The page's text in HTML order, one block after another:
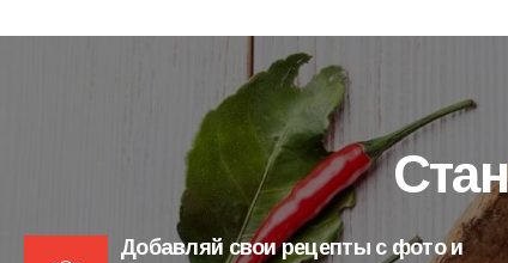
Добавляй свои рецепты с фото и